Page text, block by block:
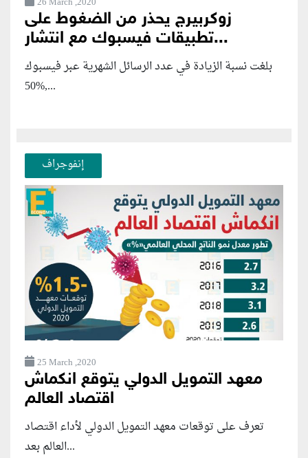
زوكربيرج يحذر من الضغوط على
تطبيقات فيسبوك مع انتشار...
بلغت نسبة الزيادة في عدد الرسائل الشهرية عبر فيسبوك
50%,...
إنفوجراف
25 March ,2020
معهد التمويل الدولي يتوقع انكماش
اقتصاد العالم
تعرف على توقعات معهد التمويل الدولي لأداء اقتصاد
العالم بعد...